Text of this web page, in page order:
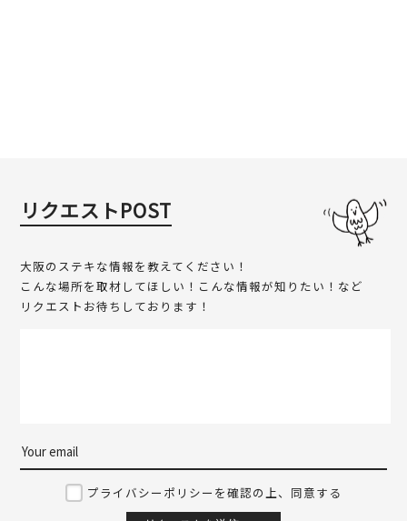
リクエストPOST
大阪のステキな情報を教えてください！
こんな場所を取材してほしい！こんな情報が知りたい！など
リクエストお待ちしております！
プライバシーポリシーを確認の上、同意する